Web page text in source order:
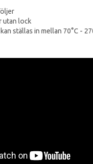
utan lock
ställas in mellan 70°C -